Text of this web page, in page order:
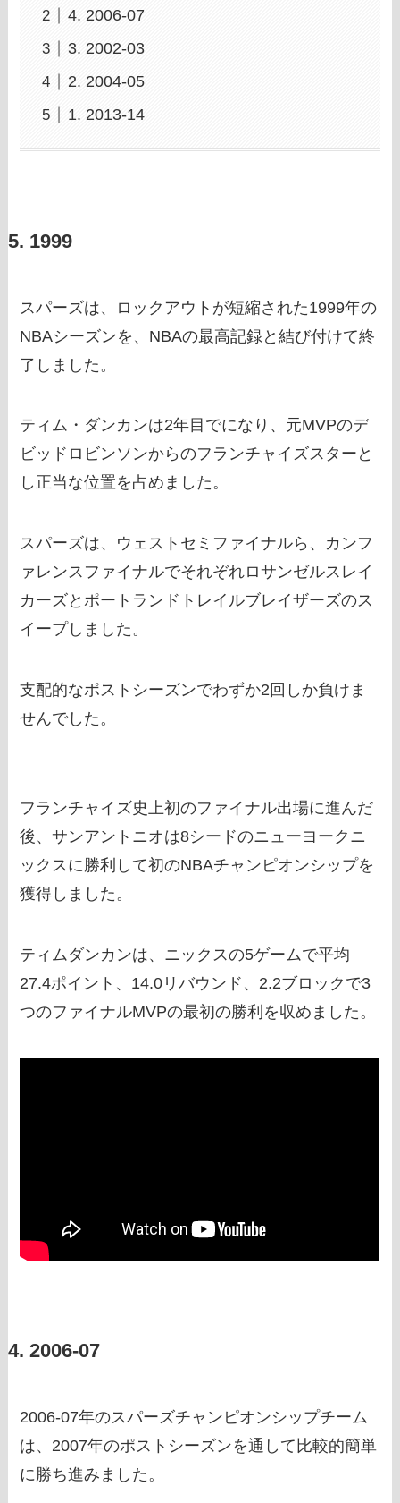
4. 2006-07
3. 2002-03
2. 2004-05
1. 2013-14
5. 1999
スパーズは、ロックアウトが短縮された1999年の
NBAシーズンを、NBAの最高記録と結び付けて終
了しました。
ティム・ダンカンは2年目でになり、元MVPのデ
ビッドロビンソンからのフランチャイズスターと
し正当な位置を占めました。
スパーズは、ウェストセミファイナルら、カンフ
ァレンスファイナルでそれぞれロサンゼルスレイ
カーズとポートランドトレイルブレイザーズのス
イープしました。
支配的なポストシーズンでわずか2回しか負けま
せんでした。
フランチャイズ史上初のファイナル出場に進んだ
後、サンアントニオは8シードのニューヨークニ
ックスに勝利して初のNBAチャンピオンシップを
獲得しました。
ティムダンカンは、ニックスの5ゲームで平均
27.4ポイント、14.0リバウンド、2.2ブロックで3
つのファイナルMVPの最初の勝利を収めました。
4. 2006-07
2006-07年のスパーズチャンピオンシップチーム
は、2007年のポストシーズンを通して比較的簡単
に勝ち進みました。